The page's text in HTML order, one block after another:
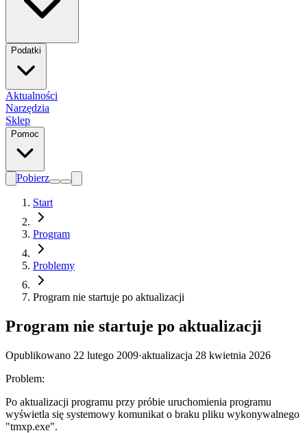
Podatki
Aktualności
Narzędzia
Sklep
Pomoc
Pobierz
Start
Program
Problemy
Program nie startuje po aktualizacji
Program nie startuje po aktualizacji
Opublikowano 22 lutego 2009·aktualizacja 28 kwietnia 2026
Problem:
Po aktualizacji programu przy próbie uruchomienia programu
wyświetla się systemowy komunikat o braku pliku wykonywalnego
"tmxp.exe".